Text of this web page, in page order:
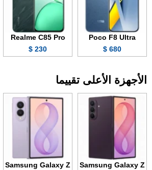
Poco F8 Ultra
680 $
Realme C85 Pro
230 $
الأجهزة الأعلى تقييما
Samsung Galaxy Z
Samsung Galaxy Z